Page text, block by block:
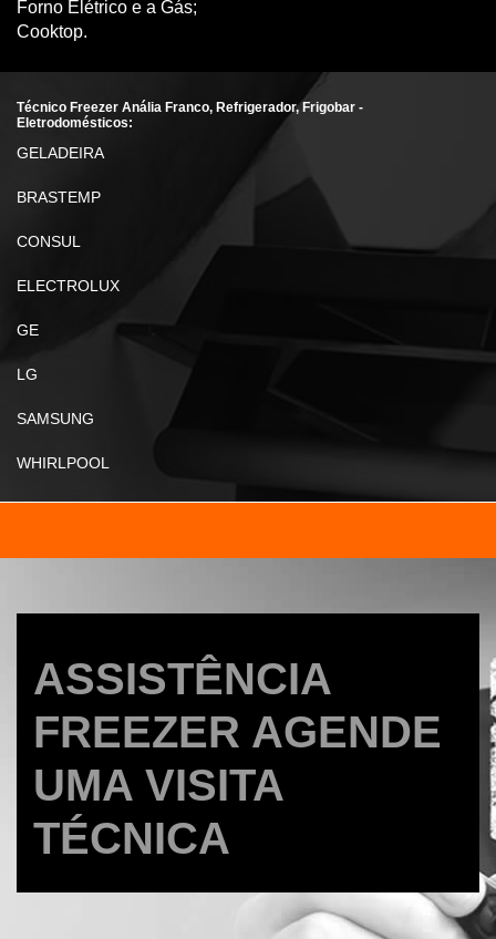
Forno Elétrico e a Gás;
Cooktop.
Técnico Freezer Anália Franco, Refrigerador, Frigobar -
Eletrodomésticos:
GELADEIRA
BRASTEMP
CONSUL
ELECTROLUX
GE
LG
SAMSUNG
WHIRLPOOL
ASSISTÊNCIA
FREEZER AGENDE
UMA VISITA
TÉCNICA